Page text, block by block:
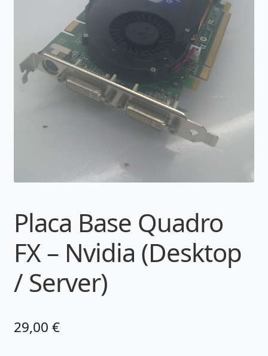
Placa Base Quadro
FX – Nvidia (Desktop
/ Server)
29,00 €